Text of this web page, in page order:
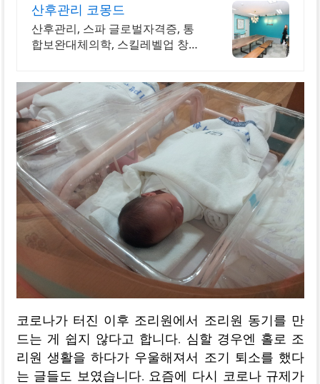
산후관리 코몽드
산후관리, 스파 글로벌자격증, 통
합보완대체의학, 스킬레벨업 창업-
코로나가 터진 이후 조리원에서 조리원 동기를 만
드는 게 쉽지 않다고 합니다. 심할 경우엔 홀로 조
리원 생활을 하다가 우울해져서 조기 퇴소를 했다
는 글들도 보였습니다. 요즘에 다시 코로나 규제가